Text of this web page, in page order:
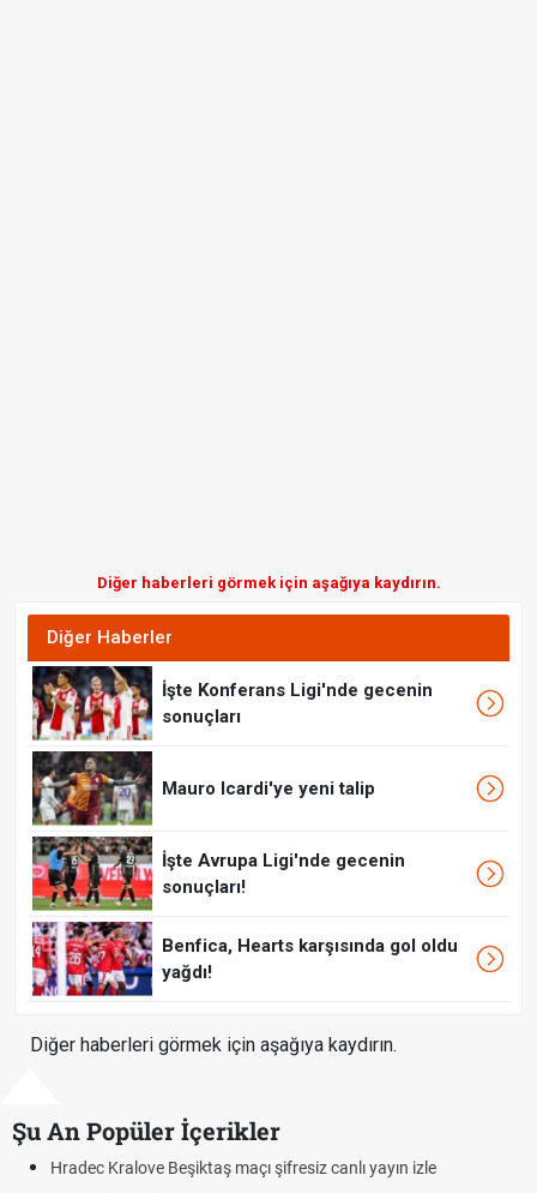
Diğer haberleri görmek için aşağıya kaydırın.
Diğer Haberler
İşte Konferans Ligi'nde gecenin
sonuçları
Mauro Icardi'ye yeni talip
İşte Avrupa Ligi'nde gecenin
sonuçları!
Benfica, Hearts karşısında gol oldu
yağdı!
Diğer haberleri görmek için aşağıya kaydırın.
Şu An Popüler İçerikler
canlı yayın izle
Hradec Kralove - Beşiktaş maçı